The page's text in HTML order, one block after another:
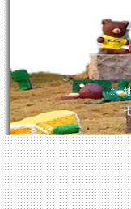
:::